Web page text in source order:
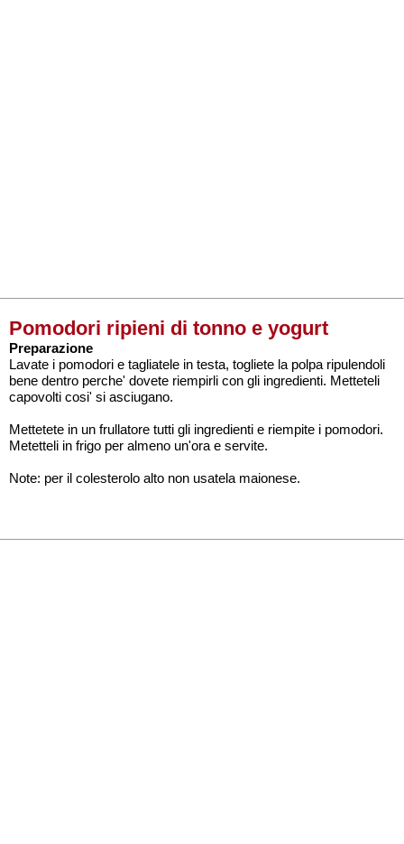
Pomodori ripieni di tonno e yogurt
Preparazione
Lavate i pomodori e tagliatele in testa, togliete la polpa ripulendoli
bene dentro perche' dovete riempirli con gli ingredienti. Metteteli
capovolti cosi' si asciugano.
Mettetete in un frullatore tutti gli ingredienti e riempite i pomodori.
Metetteli in frigo per almeno un'ora e servite.
Note: per il colesterolo alto non usatela maionese.